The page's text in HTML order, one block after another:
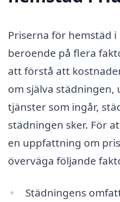
Priserna för hemstäd i
beroende på flera
att förstå att
om själva städningen,
tjänster som ingår,
städningen sker. För
en uppfattning om
överväga följande
Städningens